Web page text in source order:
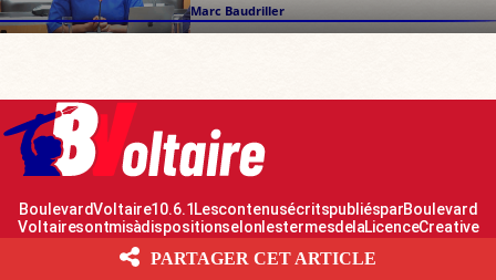
Marc Baudriller
Boulevard Voltaire 10.6.1 Les contenus écrits publiés par Boulevard
Voltaire sont mis à disposition selon les termes de la Licence Creative
Commons Attribution – Pas d’Utilisation Commerciale – Partage dans les
Mêmes Conditions 2.0 France
PARTAGER CET ARTICLE